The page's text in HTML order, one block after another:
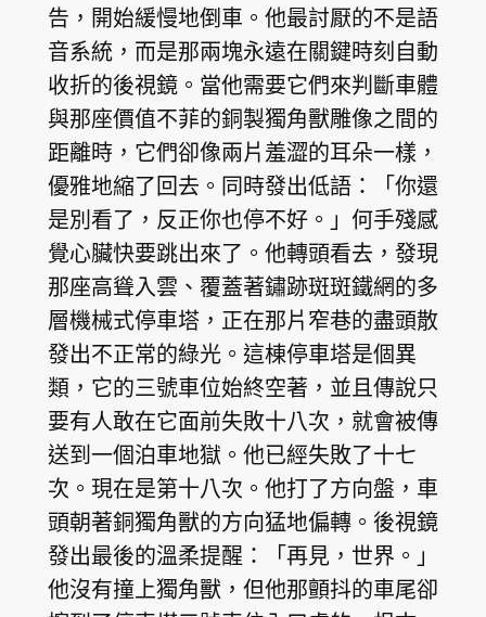
告，開始緩慢地倒車。他最討厭的不是語
音系統，而是那兩塊永遠在關鍵時刻自動
收折的後視鏡。當他需要它們來判斷車體
與那座價值不菲的銅製獨角獸雕像之間的
距離時，它們卻像兩片羞澀的耳朵一樣，
優雅地縮了回去。同時發出低語：「你還
是別看了，反正你也停不好。」何手殘感
覺心臟快要跳出來了。他轉頭看去，發現
那座高聳入雲、覆蓋著鏽跡斑斑鐵網的多
層機械式停車塔，正在那片窄巷的盡頭散
發出不正常的綠光。這棟停車塔是個異
類，它的三號車位始終空著，並且傳說只
要有人敢在它面前失敗十八次，就會被傳
送到一個泊車地獄。他已經失敗了十七
次。現在是第十八次。他打了方向盤，車
頭朝著銅獨角獸的方向猛地偏轉。後視鏡
發出最後的溫柔提醒：「再見，世界。」
他沒有撞上獨角獸，但他那顫抖的車尾卻